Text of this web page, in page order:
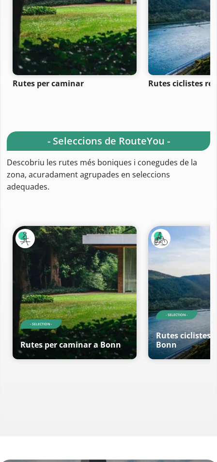
Rutes per caminar Rutes ciclistes
- Seleccions de RouteYou -
Descobriu les rutes més boniques i conegudes de la
zona, acuradament agrupades en seleccions
adequades.
- SELECTION -
Rutes per caminar a Bonn
- SELECTION -
Rutes ciclistes
Bonn